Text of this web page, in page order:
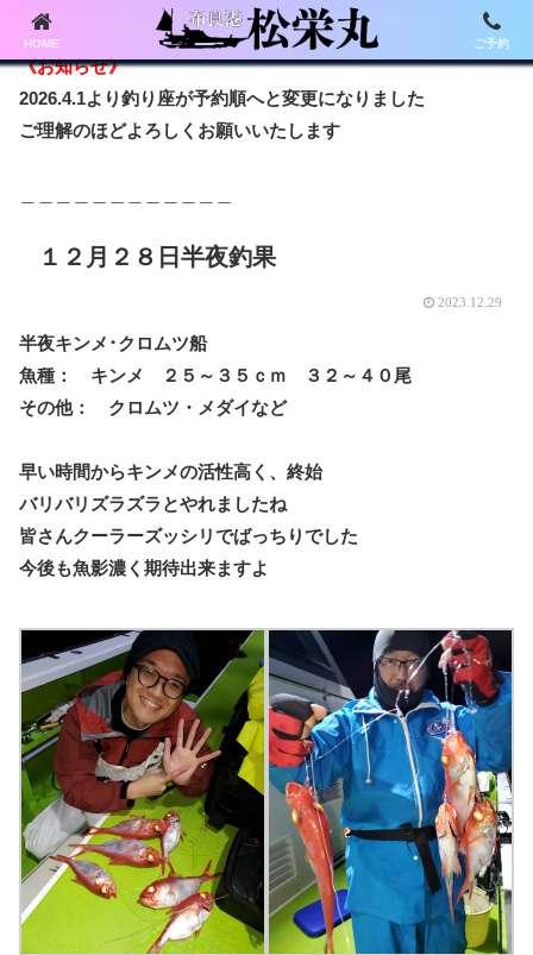
《お知らせ》
2026.4.1より釣り座が予約順へと変更になりました
ご理解のほどよろしくお願いいたします
１２月２８日半夜釣果
2023.12.29
半夜キンメ･クロムツ船
魚種： キンメ ２５～３５ｃｍ ３２～４０尾
その他： クロムツ・メダイなど
早い時間からキンメの活性高く、終始
バリバリズラズラとやれましたね
皆さんクーラーズッシリでばっちりでした
今後も魚影濃く期待出来ますよ
HOME ご予約